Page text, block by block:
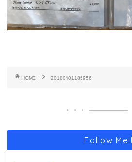
HOME 20180401185956
Follow Me!!